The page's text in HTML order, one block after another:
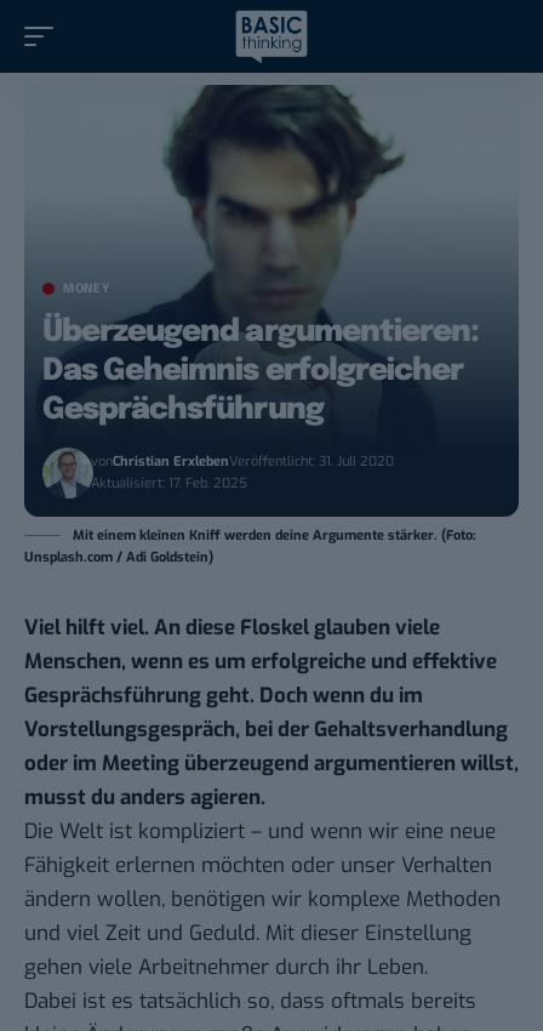
MONEY
Überzeugend argumentieren:
Das Geheimnis erfolgreicher
Gesprächsführung
vonChristian ErxlebenVeröffentlicht: 31. Juli 2020
Aktualisiert: 17. Feb. 2025
Mit einem kleinen Kniff werden deine Argumente stärker. (Foto:
Unsplash.com / Adi Goldstein)
Viel hilft viel. An diese Floskel glauben viele
Menschen, wenn es um erfolgreiche und effektive
Gesprächsführung geht. Doch wenn du im
Vorstellungsgespräch, bei der Gehaltsverhandlung
oder im Meeting überzeugend argumentieren willst,
musst du anders agieren.
Die Welt ist kompliziert – und wenn wir eine neue
Fähigkeit erlernen möchten oder unser Verhalten
ändern wollen, benötigen wir komplexe Methoden
und viel Zeit und Geduld. Mit dieser Einstellung
gehen viele Arbeitnehmer durch ihr Leben.
Dabei ist es tatsächlich so, dass oftmals bereits